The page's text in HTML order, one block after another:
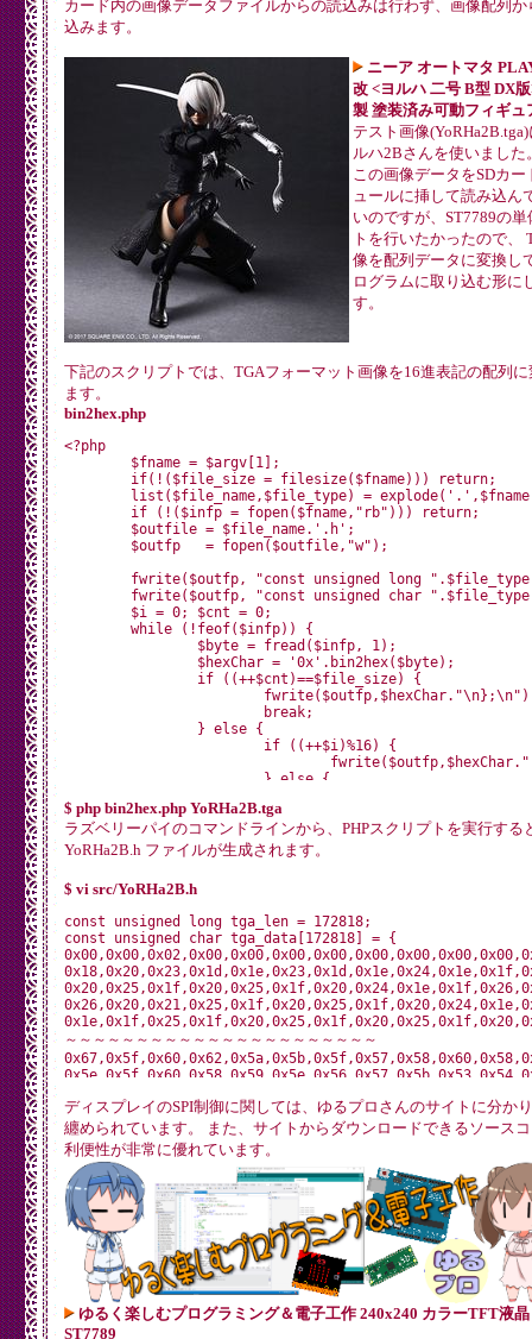
カード内の画像データファイルからの読込みは行わず、画像配列か
込みます。
ニーア オートマタ
改 <ヨルハ 二号 B型 DX
製 塗装済み可動フィギュ
テスト画像
ルハ2Bさんを使いました
この画像データをSDカー
ュールに挿して読み込ん
いのですが、ST7789の単
トを行いたかったので、
像を配列データに変換し
ログラムに取り込む形に
す。
下記のスクリプトでは、TGAフォーマット画像を16進表記の配列に
ます。
bin2hex.php
<?php
			}
		}
	}
	fclose($infp);
?>
$ php bin2hex.php YoRHa2B.tga
ラズベリーパイのコマンドラインから、PHPスクリプトを実行する
YoRHa2B.h ファイルが生成されます。
$ vi src/YoRHa2B.h
const unsigned long tga_len = 172818;
const unsigned char tga_data[172818] = {
～～～～～～～～～～～～～～～～～～～～～～
0x5a,0x5b
ディスプレイのSPI制御に関しては、ゆるプロさんのサイトに分か
纏められています。 また、サイトからダウンロードできるソース
利便性が非常に優れています。
ゆるく楽しむプログラミング＆電子工作 240x240 カラーTFT液晶
ST7789